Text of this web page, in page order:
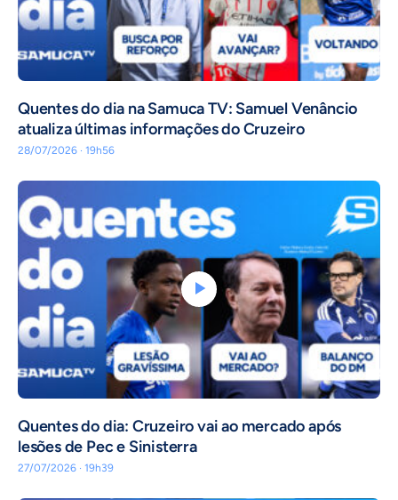
Quentes do dia na Samuca TV: Samuel Venâncio
atualiza últimas informações do Cruzeiro
28/07/2026 · 19h56
Quentes do dia: Cruzeiro vai ao mercado após
lesões de Pec e Sinisterra
27/07/2026 · 19h39